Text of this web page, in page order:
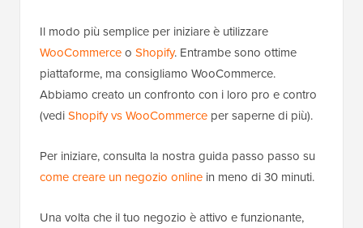
Il modo più semplice per iniziare è utilizzare
WooCommerceo Shopify. Entrambe sono ottime
piattaforme, ma consigliamo WooCommerce.
Abbiamo creato un confronto con i loro pro e contro
(vediShopify vs WooCommerce per saperne di più).
Per iniziare, consulta la nostra guida passo passo su
come creare un negozio online in meno di 30 minuti.
Una volta che il tuo negozio è attivo e funzionante,